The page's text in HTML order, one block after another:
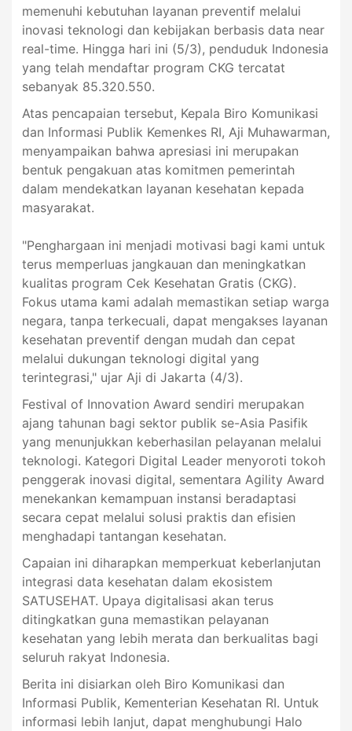
memenuhi kebutuhan layanan preventif melalui
inovasi teknologi dan kebijakan berbasis data near
real-time. Hingga hari ini (5/3), penduduk Indonesia
yang telah mendaftar program CKG tercatat
sebanyak 85.320.550.
Atas pencapaian tersebut, Kepala Biro Komunikasi
dan Informasi Publik Kemenkes RI, Aji Muhawarman,
menyampaikan bahwa apresiasi ini merupakan
bentuk pengakuan atas komitmen pemerintah
dalam mendekatkan layanan kesehatan kepada
masyarakat.
"Penghargaan ini menjadi motivasi bagi kami untuk
terus memperluas jangkauan dan meningkatkan
kualitas program Cek Kesehatan Gratis (CKG).
Fokus utama kami adalah memastikan setiap warga
negara, tanpa terkecuali, dapat mengakses layanan
kesehatan preventif dengan mudah dan cepat
melalui dukungan teknologi digital yang
terintegrasi," ujar Aji di Jakarta (4/3).
Festival of Innovation Award sendiri merupakan
ajang tahunan bagi sektor publik se-Asia Pasifik
yang menunjukkan keberhasilan pelayanan melalui
teknologi. Kategori Digital Leader menyoroti tokoh
penggerak inovasi digital, sementara Agility Award
menekankan kemampuan instansi beradaptasi
secara cepat melalui solusi praktis dan efisien
menghadapi tantangan kesehatan.
Capaian ini diharapkan memperkuat keberlanjutan
integrasi data kesehatan dalam ekosistem
SATUSEHAT. Upaya digitalisasi akan terus
ditingkatkan guna memastikan pelayanan
kesehatan yang lebih merata dan berkualitas bagi
seluruh rakyat Indonesia.
Berita ini disiarkan oleh Biro Komunikasi dan
Informasi Publik, Kementerian Kesehatan RI. Untuk
informasi lebih lanjut, dapat menghubungi Halo